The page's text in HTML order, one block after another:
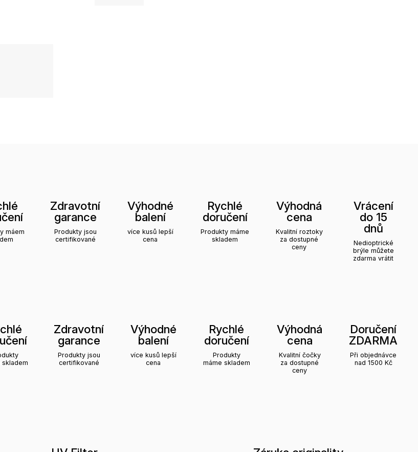
máem
Zdravotní
garance
Produkty jsou
certifikované
Výhodné
balení
více kusů lepší
cena
Rychlé
doručení
Produkty máme
skladem
Výhodná
cena
Kvalitní roztoky
za dostupné
ceny
Vrácení
do 15
dnů
Nedioptrické
brýle můžete
zdarma vrátit
skladem
Zdravotní
garance
Produkty jsou
certifikované
Výhodné
balení
více kusů lepší
cena
Rychlé
doručení
Produkty
máme skladem
Výhodná
cena
Kvalitní čočky
za dostupné
ceny
Doručení
ZDARMA
Při objednávce
nad 1500 Kč